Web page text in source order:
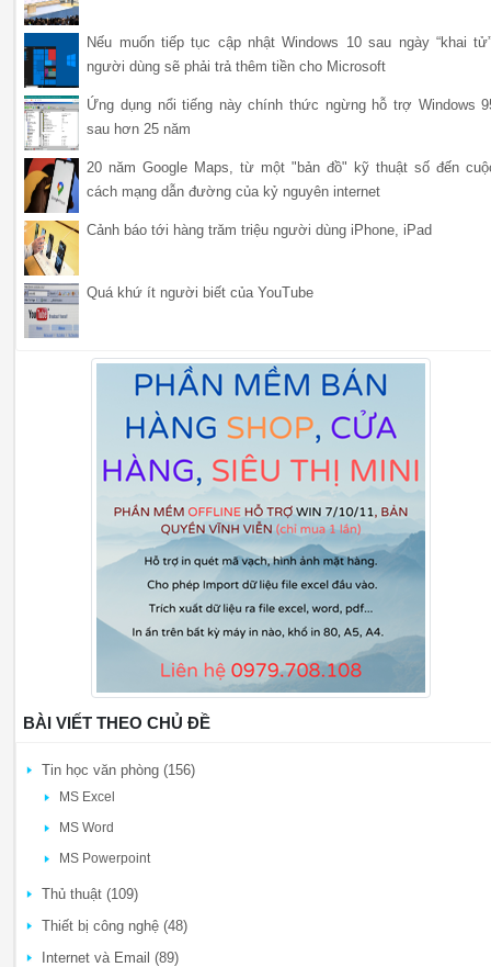
Nếu muốn tiếp tục cập nhật Windows 10 sau ngày “khai
người dùng sẽ phải trả thêm tiền cho Microsoft
Ứng dụng nổi tiếng này chính thức ngừng hỗ trợ Windows
sau hơn 25 năm
20 năm Google Maps, từ một "bản đồ" kỹ thuật số đến
cách mạng dẫn đường của kỷ nguyên internet
Cảnh báo tới hàng trăm triệu người dùng iPhone, iPad
Quá khứ ít người biết của YouTube
BÀI VIẾT THEO CHỦ ĐỀ
Tin học văn phòng (156)
MS Excel
MS Word
MS Powerpoint
Thủ thuật (109)
Thiết bị công nghệ (48)
Internet và Email (89)